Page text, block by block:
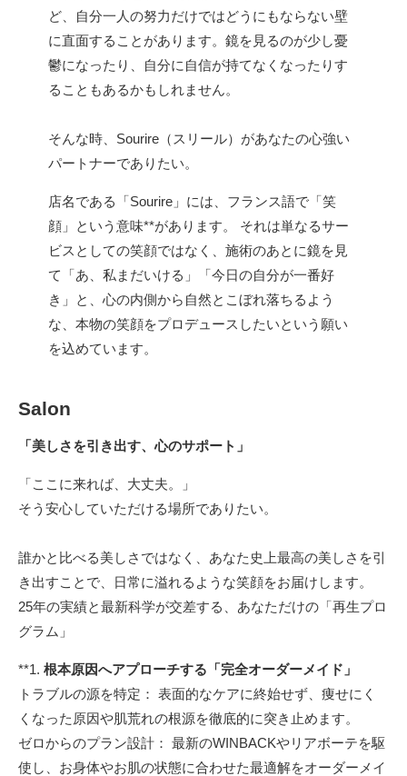
ど、自分一人の努力だけではどうにもならない壁
に直面することがあります。鏡を見るのが少し憂
鬱になったり、自分に自信が持てなくなったりす
ることもあるかもしれません。
そんな時、Sourire（スリール）があなたの心強い
パートナーでありたい。
店名である「Sourire」には、フランス語で「笑
顔」という意味**があります。 それは単なるサー
ビスとしての笑顔ではなく、施術のあとに鏡を見
て「あ、私まだいける」「今日の自分が一番好
き」と、心の内側から自然とこぼれ落ちるよう
な、本物の笑顔をプロデュースしたいという願い
を込めています。
Salon
「美しさを引き出す、心のサポート」
「ここに来れば、大丈夫。」
そう安心していただける場所でありたい。
誰かと比べる美しさではなく、あなた史上最高の美しさを引
き出すことで、日常に溢れるような笑顔をお届けします。
25年の実績と最新科学が交差する、あなただけの「再生プロ
グラム」
**1. 根本原因へアプローチする「完全オーダーメイド」
トラブルの源を特定： 表面的なケアに終始せず、痩せにく
くなった原因や肌荒れの根源を徹底的に突き止めます。
ゼロからのプラン設計： 最新のWINBACKやリアボーテを駆
使し、お身体やお肌の状態に合わせた最適解をオーダーメイ